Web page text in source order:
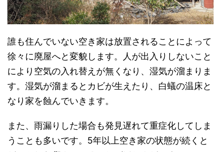
誰も住んでいない空き家は放置されることによって
徐々に廃屋へと変貌します。人が出入りしないこと
により空気の入れ替えが無くなり、湿気が溜まりま
す。湿気が溜まるとカビが生えたり、白蟻の温床と
なり家を蝕んでいきます。
また、雨漏りした場合も発見遅れて重症化してしま
うことも多いです。5年以上空き家の状態が続くと